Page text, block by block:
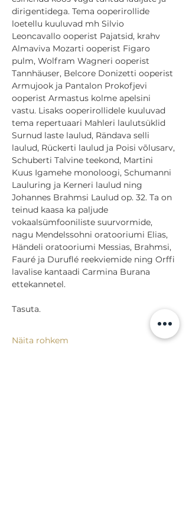
dirigentidega. Tema ooperirollide
loetellu kuuluvad mh Silvio
Leoncavallo ooperist Pajatsid, krahv
Almaviva Mozarti ooperist Figaro
pulm, Wolfram Wagneri ooperist
Tannhäuser, Belcore Donizetti ooperist
Armujook ja Pantalon Prokofjevi
ooperist Armastus kolme apelsini
vastu. Lisaks ooperirollidele kuuluvad
tema repertuaari Mahleri laulutsüklid
Surnud laste laulud, Rändava selli
laulud, Rückerti laulud ja Poisi võlusarv,
Schuberti Talvine teekond, Martini
Kuus Igamehe monoloogi, Schumanni
Lauluring ja Kerneri laulud ning
Johannes Brahmsi Laulud op. 32. Ta on
teinud kaasa ka paljude
vokaalsümfooniliste suurvormide,
nagu Mendelssohni oratooriumi Elias,
Händeli oratooriumi Messias, Brahmsi,
Fauré ja Duruflé reekviemide ning Orffi
lavalise kantaadi Carmina Burana
ettekannetel.
Tasuta.
Näita rohkem